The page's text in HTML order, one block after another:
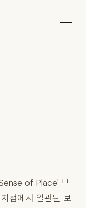
of Place' 브
점에서 일관된 보